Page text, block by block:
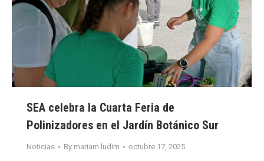
SEA celebra la Cuarta Feria de
Polinizadores en el Jardín Botánico Sur
Noticias By mariam.ludim octubre 17, 2025